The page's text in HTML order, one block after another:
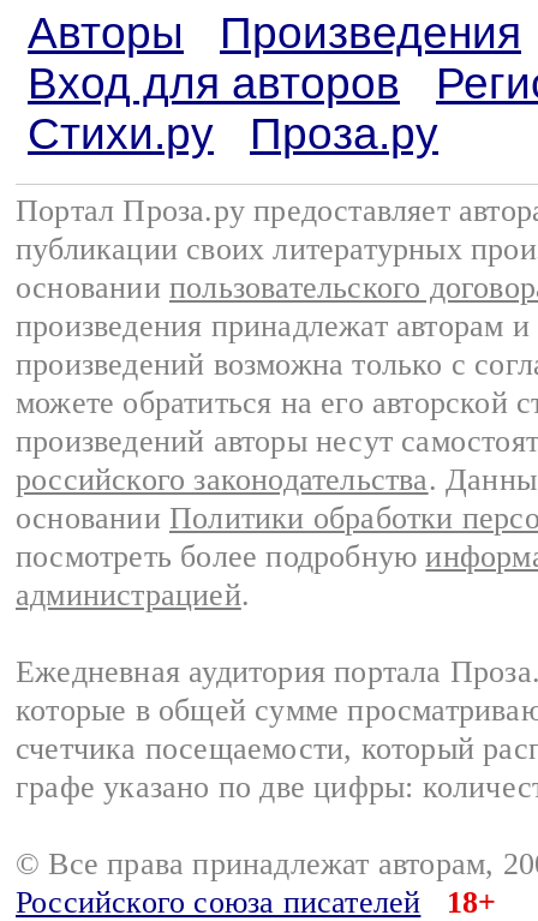
Авторы
Произведения
Вход для авторов
Стихи.ру
Проза.ру
Портал Проза.ру предоставляет
публикации своих литературных
основании пользовательского
произведения принадлежат авторам
произведений возможна только с
можете обратиться на его авторской
произведений авторы несут
российского законодательства.
основании Политики обработки
посмотреть более подробную
администрацией.
Ежедневная аудитория портала
которые в общей сумме
счетчика посещаемости, который
графе указано по две цифры:
© Все права принадлежат авторам,
Российского союза писателей
18+